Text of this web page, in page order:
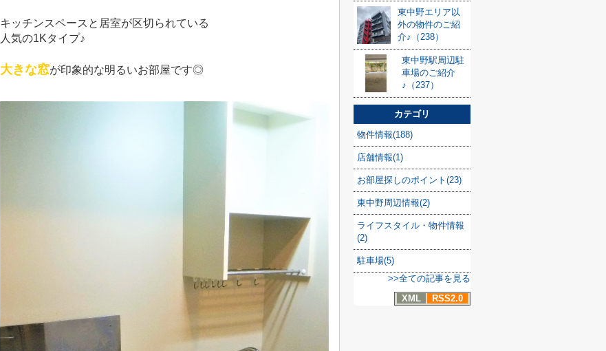
キッチンスペースと居室が区切られている
人気の1Kタイプ♪
大きな窓が印象的な明るいお部屋です◎
東中野エリア以
外の物件のご紹
介♪（238）
東中野駅周辺駐
車場のご紹介
♪（237）
カテゴリ
物件情報(188)
店舗情報(1)
お部屋探しのポイント(23)
東中野周辺情報(2)
ライフスタイル・物件情報
(2)
駐車場(5)
>>全ての記事を見る
XML
RSS2.0